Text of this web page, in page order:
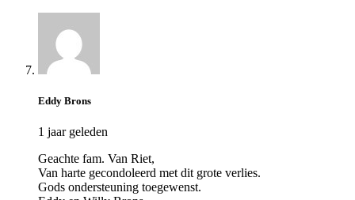
Eddy Brons
1 jaar geleden
Geachte fam. Van Riet,
Van harte gecondoleerd met dit grote verlies.
Gods ondersteuning toegewenst.